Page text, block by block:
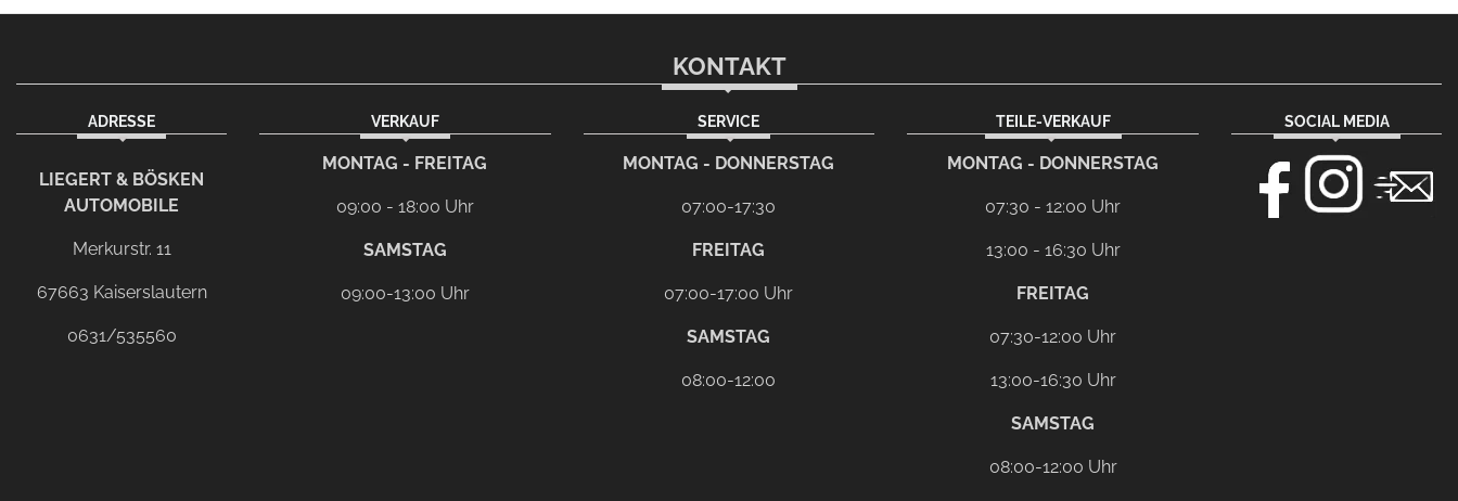
KONTAKT
ADRESSE
LIEGERT & BÖSKEN
AUTOMOBILE
Merkurstr. 11
67663 Kaiserslautern
0631/535560
VERKAUF
MONTAG - FREITAG
09:00 - 18:00 Uhr
SAMSTAG
09:00-13:00 Uhr
SERVICE
MONTAG - DONNERSTAG
07:00-17:30
FREITAG
07:00-17:00 Uhr
SAMSTAG
08:00-12:00
TEILE-VERKAUF
MONTAG - DONNERSTAG
07:30 - 12:00 Uhr
13:00 - 16:30 Uhr
FREITAG
07:30-12:00 Uhr
13:00-16:30 Uhr
SAMSTAG
08:00-12:00 Uhr
SOCIAL MEDIA
Dieser Link führt zu Ihrem eMail-Programm